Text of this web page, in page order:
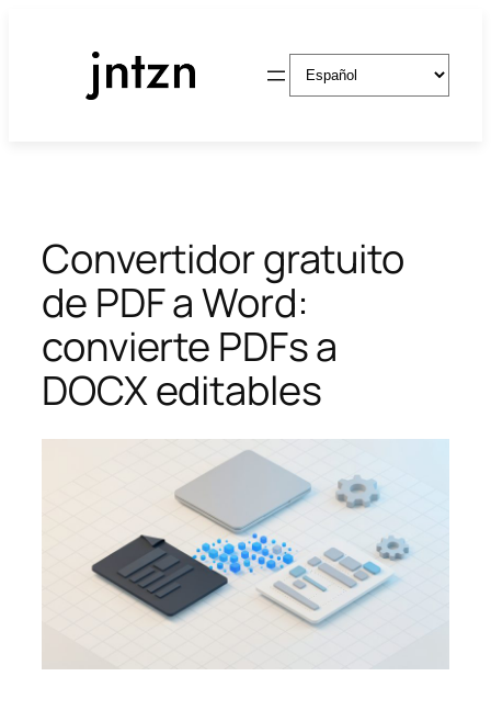
Elegir
un
Convertidor gratuito
de PDF a Word:
convierte PDFs a
DOCX editables